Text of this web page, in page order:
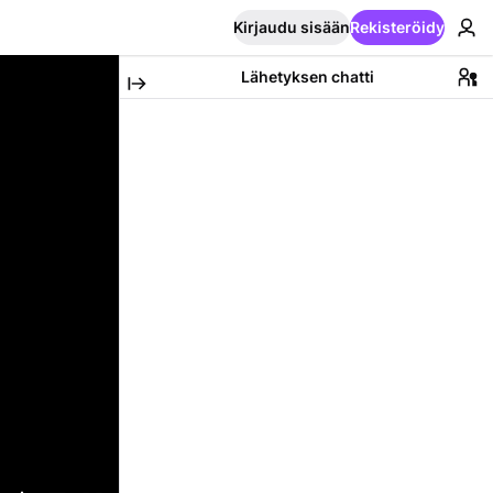
Kirjaudu sisäänRekisteröidy
Lähetyksen chatti